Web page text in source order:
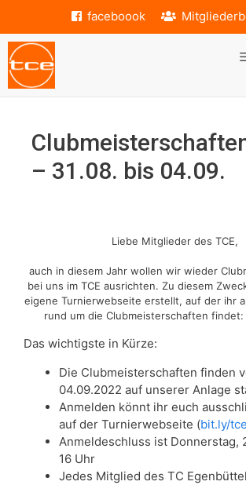
springen
faceboook
– 31.08. bis 04.09.
Liebe Mitglieder des TCE,
auch in diesem Jahr wollen wir wieder
bei uns im TCE ausrichten. Zu diesem
eigene Turnierwebseite erstellt, auf der ihr
rund um die Clubmeisterschaften findet:
Das wichtigste in Kürze:
Die Clubmeisterschaften finden
04.09.2022 auf unserer Anlage
Anmelden könnt ihr euch
auf der Turnierwebseite (bit.ly/
Anmeldeschluss ist Donnerstag,
16 Uhr
Jedes Mitglied des TC